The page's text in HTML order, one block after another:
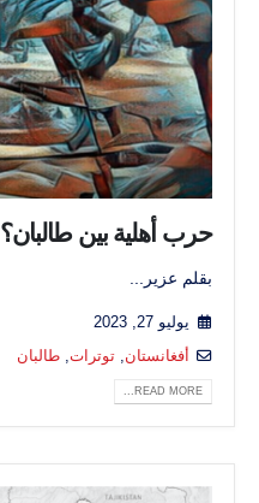
حرب أهلية بين طالبان؟
بقلم عزير...
يوليو 27, 2023
أفغانستان, توترات, طالبان
READ MORE...